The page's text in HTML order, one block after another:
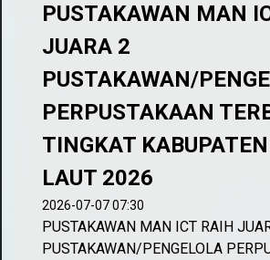
PUSTAKAWAN MAN
JUARA 2
PUSTAKAWAN/
PERPUSTAKAAN
TINGKAT
LAUT 2026
2026-07-07 07:30
PUSTAKAWAN MAN ICT RAIH
PUSTAKAWAN/PENGELOLA